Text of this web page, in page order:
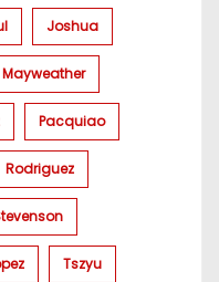
Joshua
Mayweather
Pacquiao
Rodriguez
Tszyu